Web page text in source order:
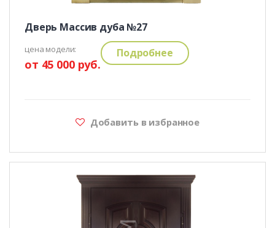
Дверь Массив дуба №27
цена модели:
от 45 000 руб.
Подробнее
Добавить в избранное